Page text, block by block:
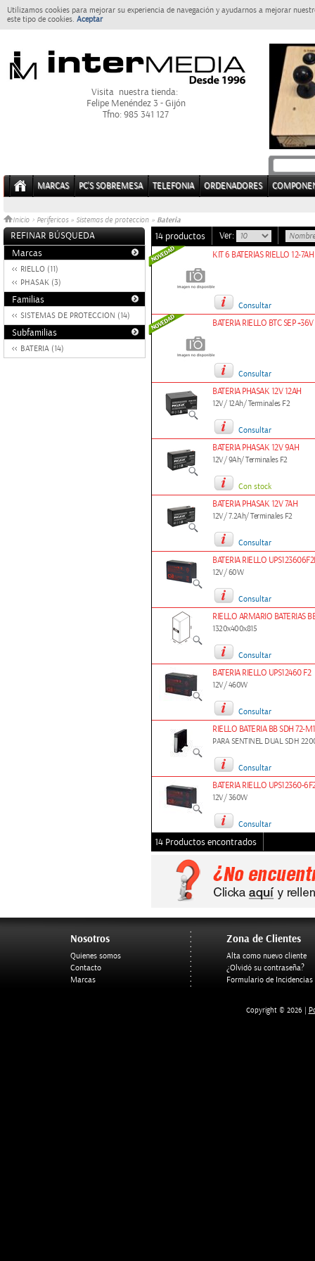
Utilizamos cookies para mejorar su experiencia de navegación y ayudarnos a mejorar
este tipo de cookies. Aceptar
Visita nuestra tienda:
Felipe Menéndez 3 - Gijón
Tfno: 985 341 127
MARCAS PC'S SOBREMESA TELEFONIA ORDENADORES
Inicio > Perifericos » Sistemas de proteccion » Bateria
REFINAR BÚSQUEDA
Marcas
RIELLO (11)
PHASAK (3)
Familias
SISTEMAS DE PROTECCION (14)
Subfamilias
BATERIA (14)
14 productos Ver:
KIT 6 BATERIAS RIELLO 12-
Consultar
BATERIA RIELLO BTC SEP
Consultar
BATERIA PHASAK 12V 12AH
12V/ 12Ah/ Terminales F2
Consultar
BATERIA PHASAK 12V 9AH
12V/ 9Ah/ Terminales F2
Con stock
BATERIA PHASAK 12V 7AH
12V/ 7.2Ah/ Terminales F2
Consultar
BATERIA RIELLO
12V/ 60W
Consultar
RIELLO ARMARIO BATERIAS
1320x400x815
Consultar
BATERIA RIELLO UPS12460 F2
12V/ 460W
Consultar
RIELLO BATERIA BB SDH 72-M1
PARA SENTINEL DUAL SDH
Consultar
BATERIA RIELLO UPS12360-
12V/ 360W
Consultar
14 Productos encontrados
Nosotros
Quienes somos
Contacto
Marcas
Zona de Clientes
Alta como nuevo cliente
¿Olvidó su contraseña?
Formulario de Incidencias
Copyright © 2026 |